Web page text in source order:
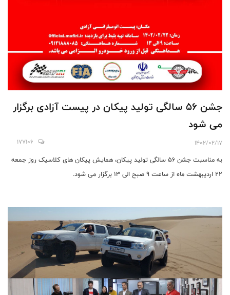
جشن ۵۶ سالگی تولید پیکان در پیست آزادی برگزار
می شود
1402/02/17
177106
به مناسبت جشن ۵۶ سالگی تولید پیکان، همایش پیکان های کلاسیک روز جمعه
۲۲ اردیبهشت ماه از ساعت ۹ صبح الی ۱۳ برگزار می شود.